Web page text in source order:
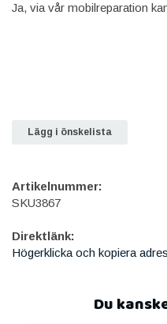
Ja, via vår mobilreparation
Lägg i önskelista
Artikelnummer:
SKU3867
Direktlänk:
Högerklicka och kopiera
Du